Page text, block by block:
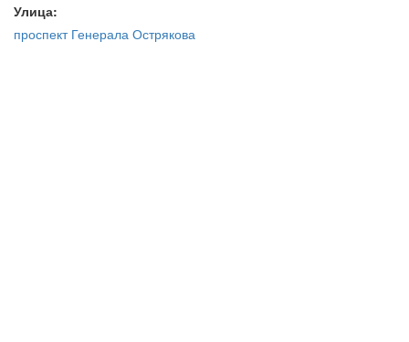
Улица:
проспект Генерала Острякова